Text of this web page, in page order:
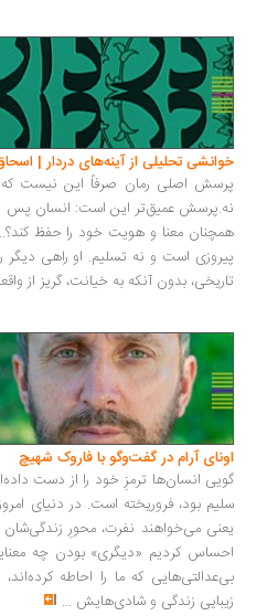
تحلیلی از آینه‌های دردار | اسحاق
اصلی رمان صرفاً این نیست که آیا
عمیق‌تر این است: انسان پس از
معنا و هویت خود را حفظ کند؟... پاسخی
است و نه تسلیم. او راهی دیگر را
بدون آنکه به خیانت، گریز از واقعیت یا
آرام در گفت‌وگو با فاروک شهیچ‭
انسان‌ها ترمزِ خود را از دست داده‌اند و
بود، فروریخته است. در دنیای امروز،
می‌خواهند نفرت، محورِ زندگی‌شان
کردیم «دیگری» بودن چه معنایی
که ما را احاطه کرده‌اند، و
زندگی و شادی‌هایش...